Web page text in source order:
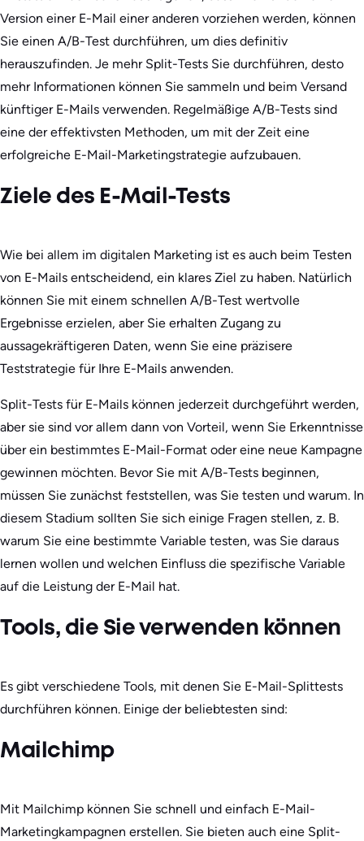
Version einer E-Mail einer anderen vorziehen werden, können
Sie einen A/B-Test durchführen, um dies definitiv
herauszufinden. Je mehr Split-Tests Sie durchführen, desto
mehr Informationen können Sie sammeln und beim Versand
künftiger E-Mails verwenden. Regelmäßige A/B-Tests sind
eine der effektivsten Methoden, um mit der Zeit eine
erfolgreiche E-Mail-Marketingstrategie aufzubauen.
Ziele des E-Mail-Tests
Wie bei allem im digitalen Marketing ist es auch beim Testen
von E-Mails entscheidend, ein klares Ziel zu haben. Natürlich
können Sie mit einem schnellen A/B-Test wertvolle
Ergebnisse erzielen, aber Sie erhalten Zugang zu
aussagekräftigeren Daten, wenn Sie eine präzisere
Teststrategie für Ihre E-Mails anwenden.
Split-Tests für E-Mails können jederzeit durchgeführt werden,
aber sie sind vor allem dann von Vorteil, wenn Sie Erkenntnisse
über ein bestimmtes E-Mail-Format oder eine neue Kampagne
gewinnen möchten. Bevor Sie mit A/B-Tests beginnen,
müssen Sie zunächst feststellen, was Sie testen und warum. In
diesem Stadium sollten Sie sich einige Fragen stellen, z. B.
warum Sie eine bestimmte Variable testen, was Sie daraus
lernen wollen und welchen Einfluss die spezifische Variable
auf die Leistung der E-Mail hat.
Tools, die Sie verwenden können
Es gibt verschiedene Tools, mit denen Sie E-Mail-Splittests
durchführen können. Einige der beliebtesten sind:
Mailchimp
Mit Mailchimp können Sie schnell und einfach E-Mail-
Marketingkampagnen erstellen. Sie bieten auch eine Split-